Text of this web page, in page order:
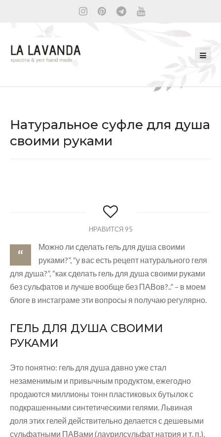
Натуральное суфле для душа
своими руками
НРАВИТСЯ 95
“
Можно ли сделать гель для душа своими
руками?”, “у вас есть рецепт натурального геля
для душа?”, “как сделать гель для душа своими руками
без сульфатов и лучше вообще без ПАВов?..” – в моем
блоге в инстаграме эти вопросы я получаю регулярно.
ГЕЛЬ ДЛЯ ДУША СВОИМИ
РУКАМИ
Это понятно: гель для душа давно уже стал
незаменимым и привычным продуктом, ежегодно
продаются миллионы тонн пластиковых бутылок с
подкрашенными синтетическими гелями. Львиная
доля этих гелей действительно делается с дешевыми
сульфатными ПАВами (лаурилсульфат натрия и т. п.),